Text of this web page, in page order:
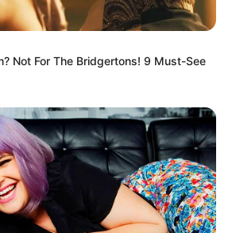
en su propia casa.
Not For The Bridgertons! 9 Must-See